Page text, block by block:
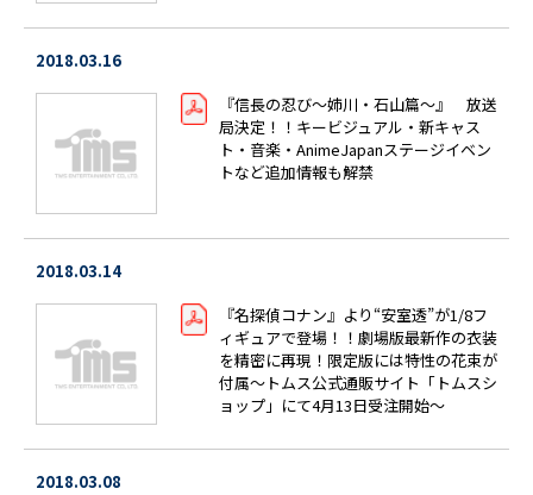
2018.03.16
『信長の忍び～姉川・石山篇～』 放送
局決定！！キービジュアル・新キャス
ト・音楽・AnimeJapanステージイベン
トなど追加情報も解禁
2018.03.14
『名探偵コナン』より“安室透”が1/8フ
ィギュアで登場！！劇場版最新作の衣装
を精密に再現！限定版には特性の花束が
付属～トムス公式通販サイト「トムスシ
ョップ」にて4月13日受注開始～
2018.03.08